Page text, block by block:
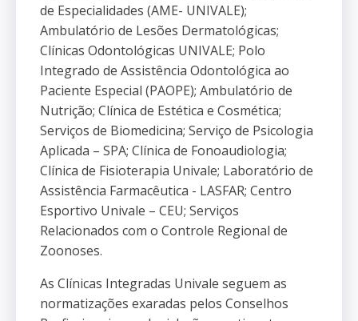
de Especialidades (AME- UNIVALE);
Ambulatório de Lesões Dermatológicas;
Clínicas Odontológicas UNIVALE; Polo
Integrado de Assistência Odontológica ao
Paciente Especial (PAOPE); Ambulatório de
Nutrição; Clínica de Estética e Cosmética;
Serviços de Biomedicina; Serviço de Psicologia
Aplicada – SPA; Clínica de Fonoaudiologia;
Clínica de Fisioterapia Univale; Laboratório de
Assistência Farmacêutica - LASFAR; Centro
Esportivo Univale – CEU; Serviços
Relacionados com o Controle Regional de
Zoonoses.
As Clínicas Integradas Univale seguem as
normatizações exaradas pelos Conselhos